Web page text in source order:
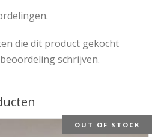
die dit product gekocht
schrijven.
OUT OF STOCK